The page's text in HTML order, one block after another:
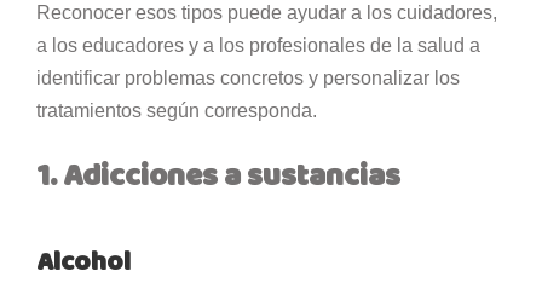
Reconocer esos tipos puede ayudar a los cuidadores,
a los educadores y a los profesionales de la salud a
identificar problemas concretos y personalizar los
tratamientos según corresponda.
1. Adicciones a sustancias
Alcohol